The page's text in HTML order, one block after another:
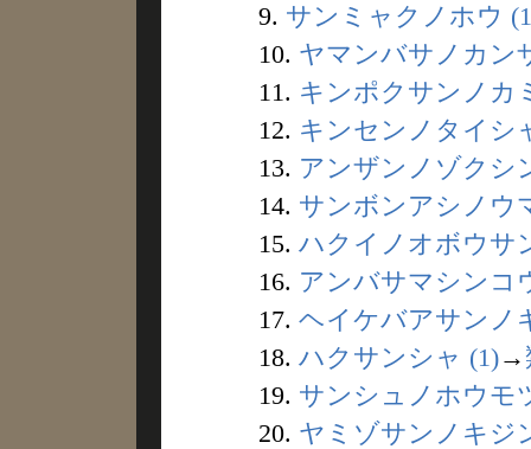
9. サンミャクノホウ
10. ヤマンバサノカン
11. キンポクサンノカ
12. キンセンノタイシ
13. アンザンノゾクシ
14. サンボンアシノウ
15. ハクイノオボウサ
16. アンバサマシンコ
17. ヘイケバアサンノ
18. ハクサンシャ (1)→
19. サンシュノホウモ
20. ヤミゾサンノキジ